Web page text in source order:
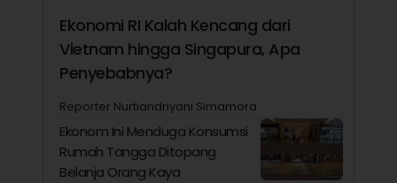
Ekonomi RI Kalah Kencang dari
Vietnam hingga Singapura, Apa
Penyebabnya?
Reporter Nurtiandriyani Simamora
Ekonom Ini Menduga Konsumsi
Rumah Tangga Ditopang
Belanja Orang Kaya